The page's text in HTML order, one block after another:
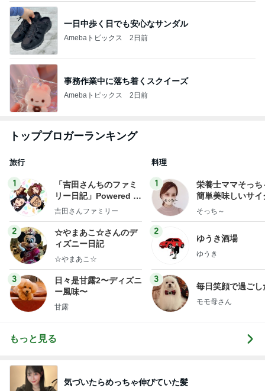
一日中歩く日でも安心なサンダル
Amebaトピックス 2日前
事務作業中に落ち着くスクイーズ
Amebaトピックス 2日前
トップブロガーランキング
旅行
1
「吉田さんちのファミ
リー日記」Powered b
y Ameba 吉田さんファ
ログ
吉田さんファミリー
2
☆やまあこ☆さんのデ
ィズニー日記
☆やまあこ☆
3
日々是甘露2〜ディズニ
ー風味〜
甘露
料理
1
栄養士ママそっち
簡単美味しいサイ
献立
そっち～
2
ゆうき酒場
ゆうき
3
毎日笑顔で過ごし
モモ母さん
もっと見る
気づいたらめっちゃ伸びていた髪